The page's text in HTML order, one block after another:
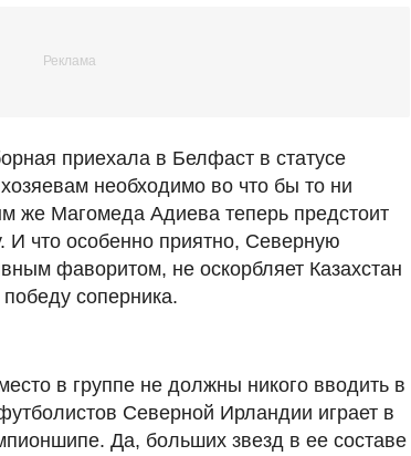
приехала в Белфаст в статусе
необходимо во что бы то ни
же Магомеда Адиева теперь предстоит
что особенно приятно, Северную
фаворитом, не оскорбляет Казахстан
соперника.
в группе не должны никого вводить в
Северной Ирландии играет в
Да, больших звезд в ее составе